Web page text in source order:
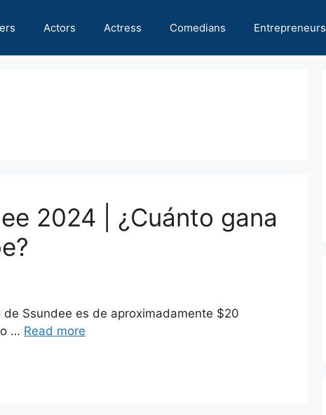
Actors Actress Comedians Entrepreneurs
2024 | ¿Cuánto gana
Ssundee es de aproximadamente $20
… Read more